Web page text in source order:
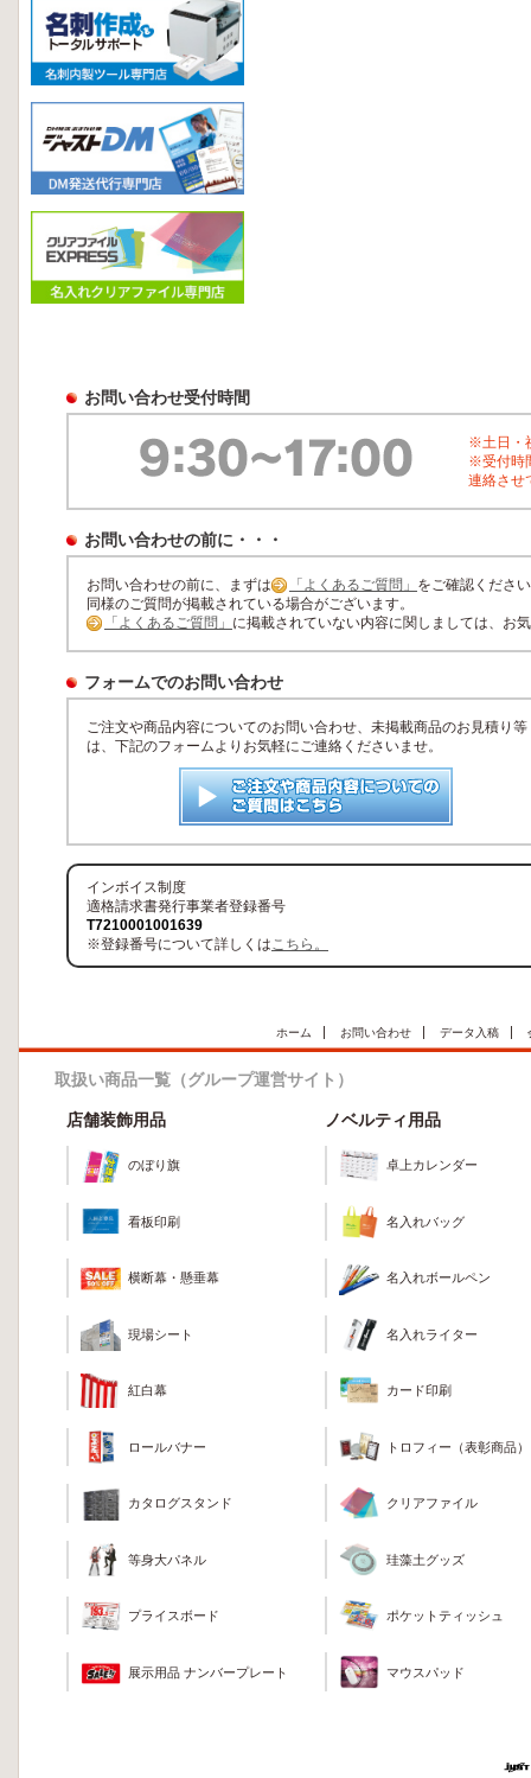
お問い合わせ受付時間
※土日・
※受付時
連絡させ
お問い合わせの前に・・・
お問い合わせの前に、まずは 「よくあるご質問」 をご確認くださ
同様のご質問が掲載されている場合がございます。
「よくあるご質問」 に掲載されていない内容に関しましては、お
フォームでのお問い合わせ
ご注文や商品内容についてのお問い合わせ、未掲載商品のお見積り等
は、下記のフォームよりお気軽にご連絡くださいませ。
インボイス制度
適格請求書発行事業者登録番号
T7210001001639
※登録番号について詳しくはこちら。
ホーム お問い合わせ データ入稿
取扱い商品一覧（グループ運営サイト）
店舗装飾用品
のぼり旗
看板印刷
横断幕・懸垂幕
現場シート
紅白幕
ロールバナー
カタログスタンド
等身大パネル
プライスボード
展示用品 ナンバープレート
ノベルティ用品
卓上カレンダー
名入れバッグ
名入れボールペン
名入れライター
カード印刷
トロフィー（表彰商品）
クリアファイル
珪藻土グッズ
ポケットティッシュ
マウスパッド